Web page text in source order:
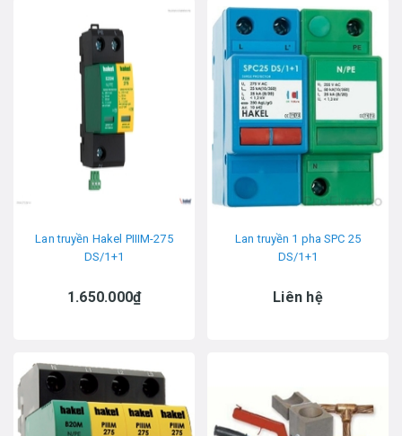
Lan truyền Hakel PIIIM-275
DS/1+1
1.650.000₫
Lan truyền 1 pha SPC 25
DS/1+1
Liên hệ